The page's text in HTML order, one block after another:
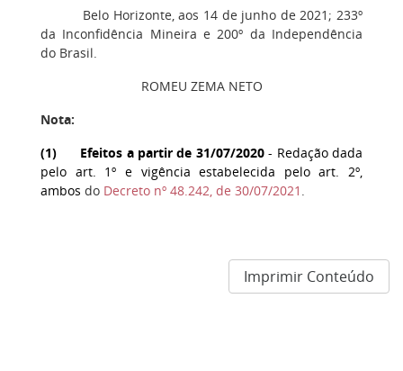
Belo Horizonte, aos 14 de junho de 2021; 233º
da Inconfidência Mineira e 200º da Independência
do Brasil.
ROMEU ZEMA NETO
Nota:
(1) Efeitos a partir de 31/07/2020- Redação dada
pelo art. 1º e vigência estabelecida pelo art. 2º,
ambos do Decreto nº 48.242, de 30/07/2021 .
Imprimir Conteúdo